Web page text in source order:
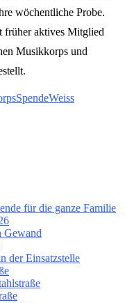
wöchentliche Probe.
früher aktives Mitglied
Musikkorps und
SpendeWeiss
für die ganze Familie
Gewand
der Einsatzstelle